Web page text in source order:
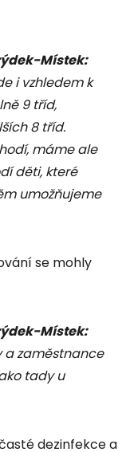
Místek:
i vzhledem k
9 tříd,
8 tříd.
máme ale
děti, které
umožňujeme
se mohly
Místek:
a zaměstnance
tady u
dezinfekce a